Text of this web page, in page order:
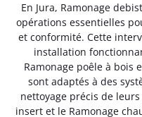
En Jura, Ramonage
opérations essentielles
et conformité. Cette
installation
Ramonage poêle à bois
sont adaptés à des
nettoyage précis de
insert et le Ramonage